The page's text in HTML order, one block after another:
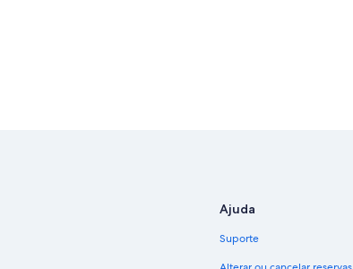
Ajuda
Suporte